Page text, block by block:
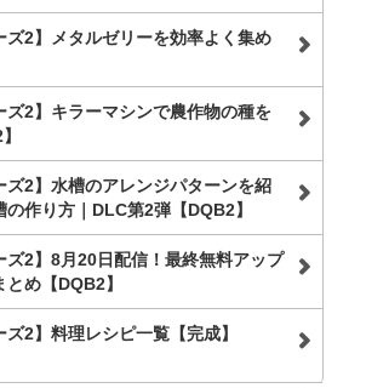
ズ2】メタルゼリーを効率よく集め
ズ2】キラーマシンで農作物の種を
ズ2】水槽のアレンジパターンを紹
作り方｜DLC第2弾【DQB2】
ズ2】8月20日配信！最終無料アップ
め【DQB2】
ズ2】料理レシピ一覧【完成】